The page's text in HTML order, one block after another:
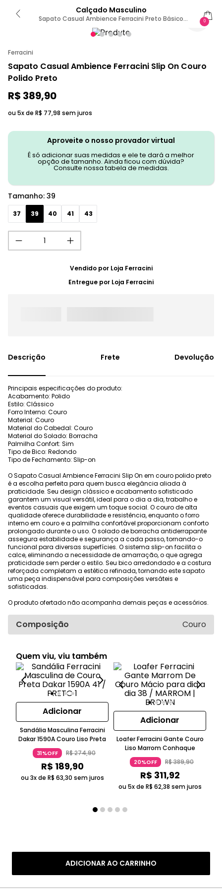
Calçado Masculino
Sapato Casual Ambience Ferracini Preto Básico
5334-285G 39 / PRETO 1
0
Ferracini
Sapato Casual Ambience Ferracini Slip On Couro
Polido Preto
R$ 389,90
ou 5x de R$ 77,98 sem juros
Aproveite o nosso provador virtual
É só adicionar suas medidas e ele te dará a melhor
opção de tamanho. Ainda ficou com dúvida?
Consulte nossa tabela de medidas.
Tamanho: 39
37 39 40 41 43
ADICIONAR AO CARRINHO
Vendido por Loja Ferracini
Entregue por Loja Ferracini
Frete Devolução
Principais especificações do produto:
Acabamento: Polido
Estilo: Clássico
Forro Interno: Couro
Material: Couro
Material do Cabedal: Couro
Material do Solado: Borracha
Palmilha Confort: Sim
Tipo de Bico: Redondo
Tipo de Fechamento: Slip-on
O Sapato Casual Ambience Ferracini Slip On em couro polido preto
é a escolha perfeita para quem busca elegância aliada à
praticidade. Seu design clássico e acabamento sofisticado
garantem um visual versátil, ideal para o dia a dia, trabalho e
eventos casuais que exigem um toque social. O couro de alta
qualidade oferece durabilidade e resistência, enquanto o forro
interno em couro e a palmilha confortável proporcionam conforto
prolongado durante o uso. O solado de borracha antiderrapante
assegura estabilidade e segurança a cada passo, tornando-o
funcional para diversas superfícies. O sistema slip-on facilita o
calce, eliminando a necessidade de amarração, o que agrega
praticidade sem perder o estilo. Seu bico arredondado e a costura
reforçada completam a estética refinada, tornando este sapato
uma peça indispensável para composições versáteis e
sofisticadas.
O produto ofertado não acompanha demais peças e acessórios.
Composição Couro
Quem viu, viu também
Adicionar
Sandália Masculina Ferracini
Dakar 1590A Couro Liso Preta
31%OFF R$274,90
R$ 189,90
ou 3x de R$ 63,30 sem juros
Adicionar
Loafer Ferracini Gante Couro
Liso Marrom Conhaque
20%OFF R$389,90
R$ 311,92
ou 5x de R$ 62,38 sem juros